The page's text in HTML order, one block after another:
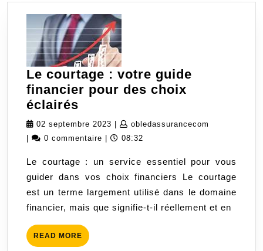
Le courtage : votre guide
financier pour des choix
éclairés
courtage
:
guide
financier
pour
des
choix
éclairés
02 septembre 2023 02
septembre
obledassurancecom
0 commentaire 08:32
Le courtage : un service essentiel pour vous
guider dans vos choix financiers Le courtage
est un terme largement utilisé dans le domaine
financier, mais que signifie-t-il réellement et en
READ MORE READ
MORE